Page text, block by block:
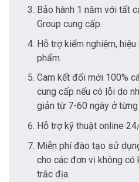
Bảo hành 1 năm với tất
Group cung cấp.
Hỗ trợ kiểm nghiệm,
phẩm.
Cam kết đổi mới 100%
cung cấp nếu có lỗi do
giản từ 7-60 ngày ở
Hỗ trợ kỹ thuật online
Miễn phí đào tạo sử
cho các đơn vị không có
trắc địa.